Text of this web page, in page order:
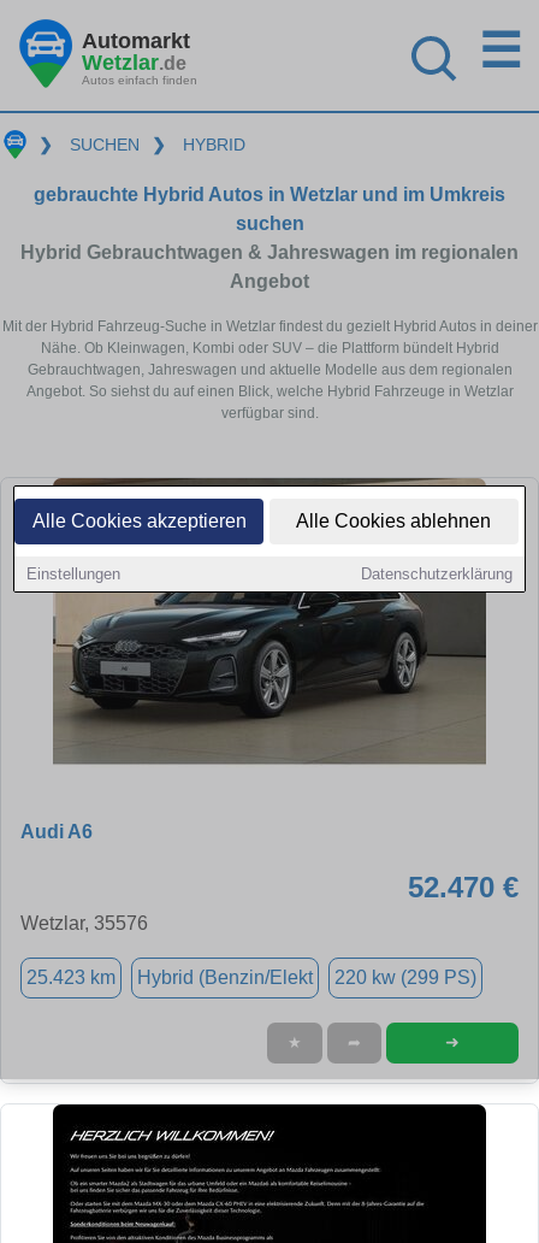
Alle Cookies akzeptieren Alle Cookies ablehnen
Einstellungen Datenschutzerklärung
Automarkt
Wetzlar.de
Autos einfach finden
☰
❯ SUCHEN ❯ HYBRID
gebrauchte Hybrid Autos in Wetzlar und im Umkreis
suchen
Hybrid Gebrauchtwagen & Jahreswagen im regionalen
Angebot
Mit der Hybrid Fahrzeug-Suche in Wetzlar findest du gezielt Hybrid Autos in deiner
Nähe. Ob Kleinwagen, Kombi oder SUV – die Plattform bündelt Hybrid
Gebrauchtwagen, Jahreswagen und aktuelle Modelle aus dem regionalen
Angebot. So siehst du auf einen Blick, welche Hybrid Fahrzeuge in Wetzlar
verfügbar sind.
Audi A6
52.470 €
Wetzlar, 35576
25.423 km Hybrid (Benzin/Elekt 220 kw (299 PS)
★ ➦ ➜